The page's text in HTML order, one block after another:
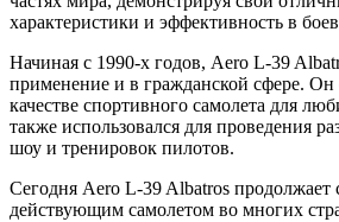
характеристики и эффективность в
Начиная с 1990-х годов, Aero L-39
применение и в гражданской сфере.
качестве спортивного самолета для
также использовался для проведения
шоу и тренировок пилотов.
Сегодня Aero L-39 Albatros
действующим самолетом во многих